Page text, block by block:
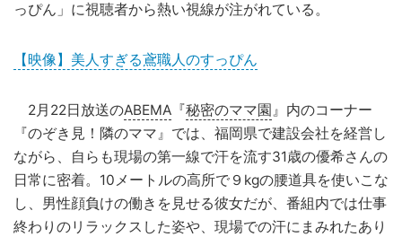
っぴん」に視聴者から熱い視線が注がれている。
【映像】美人すぎる鳶職人のすっぴん
2月22日放送のABEMA 『秘密のママ園 』内のコーナー
『のぞき見！隣のママ』では、福岡県で建設会社を経営し
ながら、自らも現場の第一線で汗を流す31歳の優希さんの
日常に密着。10メートルの高所で９kgの腰道具を使いこな
し、男性顔負けの働きを見せる彼女だが、番組内では仕事
終わりのリラックスした姿や、現場での汗にまみれたあり